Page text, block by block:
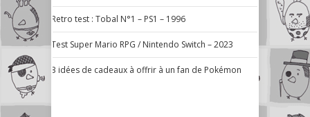
Retro test : Tobal N°1 – PS1 – 1996
Test Super Mario RPG / Nintendo Switch – 2023
3 idées de cadeaux à offrir à un fan de Pokémon